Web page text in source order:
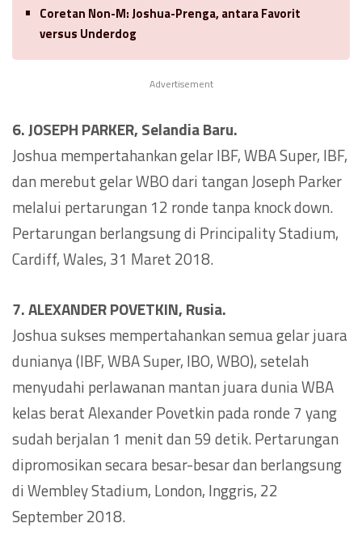
Coretan Non-M: Joshua-Prenga, antara Favorit
versus Underdog
Advertisement
6. JOSEPH PARKER, Selandia Baru.
Joshua mempertahankan gelar IBF, WBA Super, IBF,
dan merebut gelar WBO dari tangan Joseph Parker
melalui pertarungan 12 ronde tanpa knock down.
Pertarungan berlangsung di Principality Stadium,
Cardiff, Wales, 31 Maret 2018.
7. ALEXANDER POVETKIN, Rusia.
Joshua sukses mempertahankan semua gelar juara
dunianya (IBF, WBA Super, IBO, WBO), setelah
menyudahi perlawanan mantan juara dunia WBA
kelas berat Alexander Povetkin pada ronde 7 yang
sudah berjalan 1 menit dan 59 detik. Pertarungan
dipromosikan secara besar-besar dan berlangsung
di Wembley Stadium, London, Inggris, 22
September 2018.